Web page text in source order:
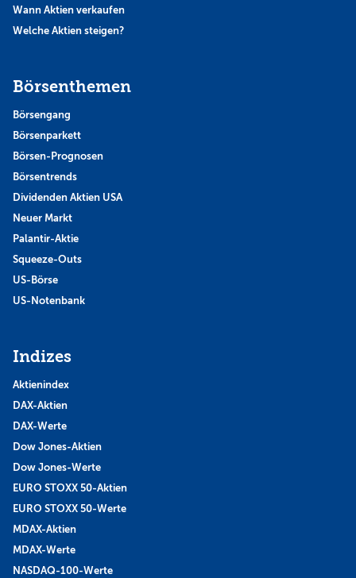
Wann Aktien verkaufen
Welche Aktien steigen?
Börsenthemen
Börsengang
Börsenparkett
Börsen-Prognosen
Börsentrends
Dividenden Aktien USA
Neuer Markt
Palantir-Aktie
Squeeze-Outs
US-Börse
US-Notenbank
Indizes
Aktienindex
DAX-Aktien
DAX-Werte
Dow Jones-Aktien
Dow Jones-Werte
EURO STOXX 50-Aktien
EURO STOXX 50-Werte
MDAX-Aktien
MDAX-Werte
NASDAQ-100-Werte